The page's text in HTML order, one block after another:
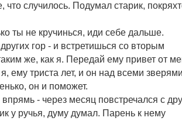
что случилось. Подумал старик,
ты не кручинься, иди себе дальше.
гор - и встретишься со вторым
же, как я. Передай ему привет от
ему триста лет, и он над всеми
он и поможет.
- через месяц повстречался с
у ручья, думу думал. Парень к нему